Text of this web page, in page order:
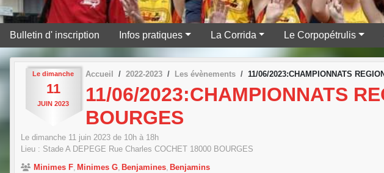
Bulletin d' inscription Infos pratiques La Corrida Le Corpopétrulis
Le dimanche
11
JUIN 2023
Accueil 2022-2023 Les évènements 11/06/2023:CHAMPIONNATS
11/06/2023:CHAMPIONNATS
BOURGES
Le dimanche 11 juin 2023 de 10h à 18h
Lieu : Stade A DEPEGE Rue Charles COCHET 18000 BOURGES
Minimes F Minimes G Benjamines Benjamins